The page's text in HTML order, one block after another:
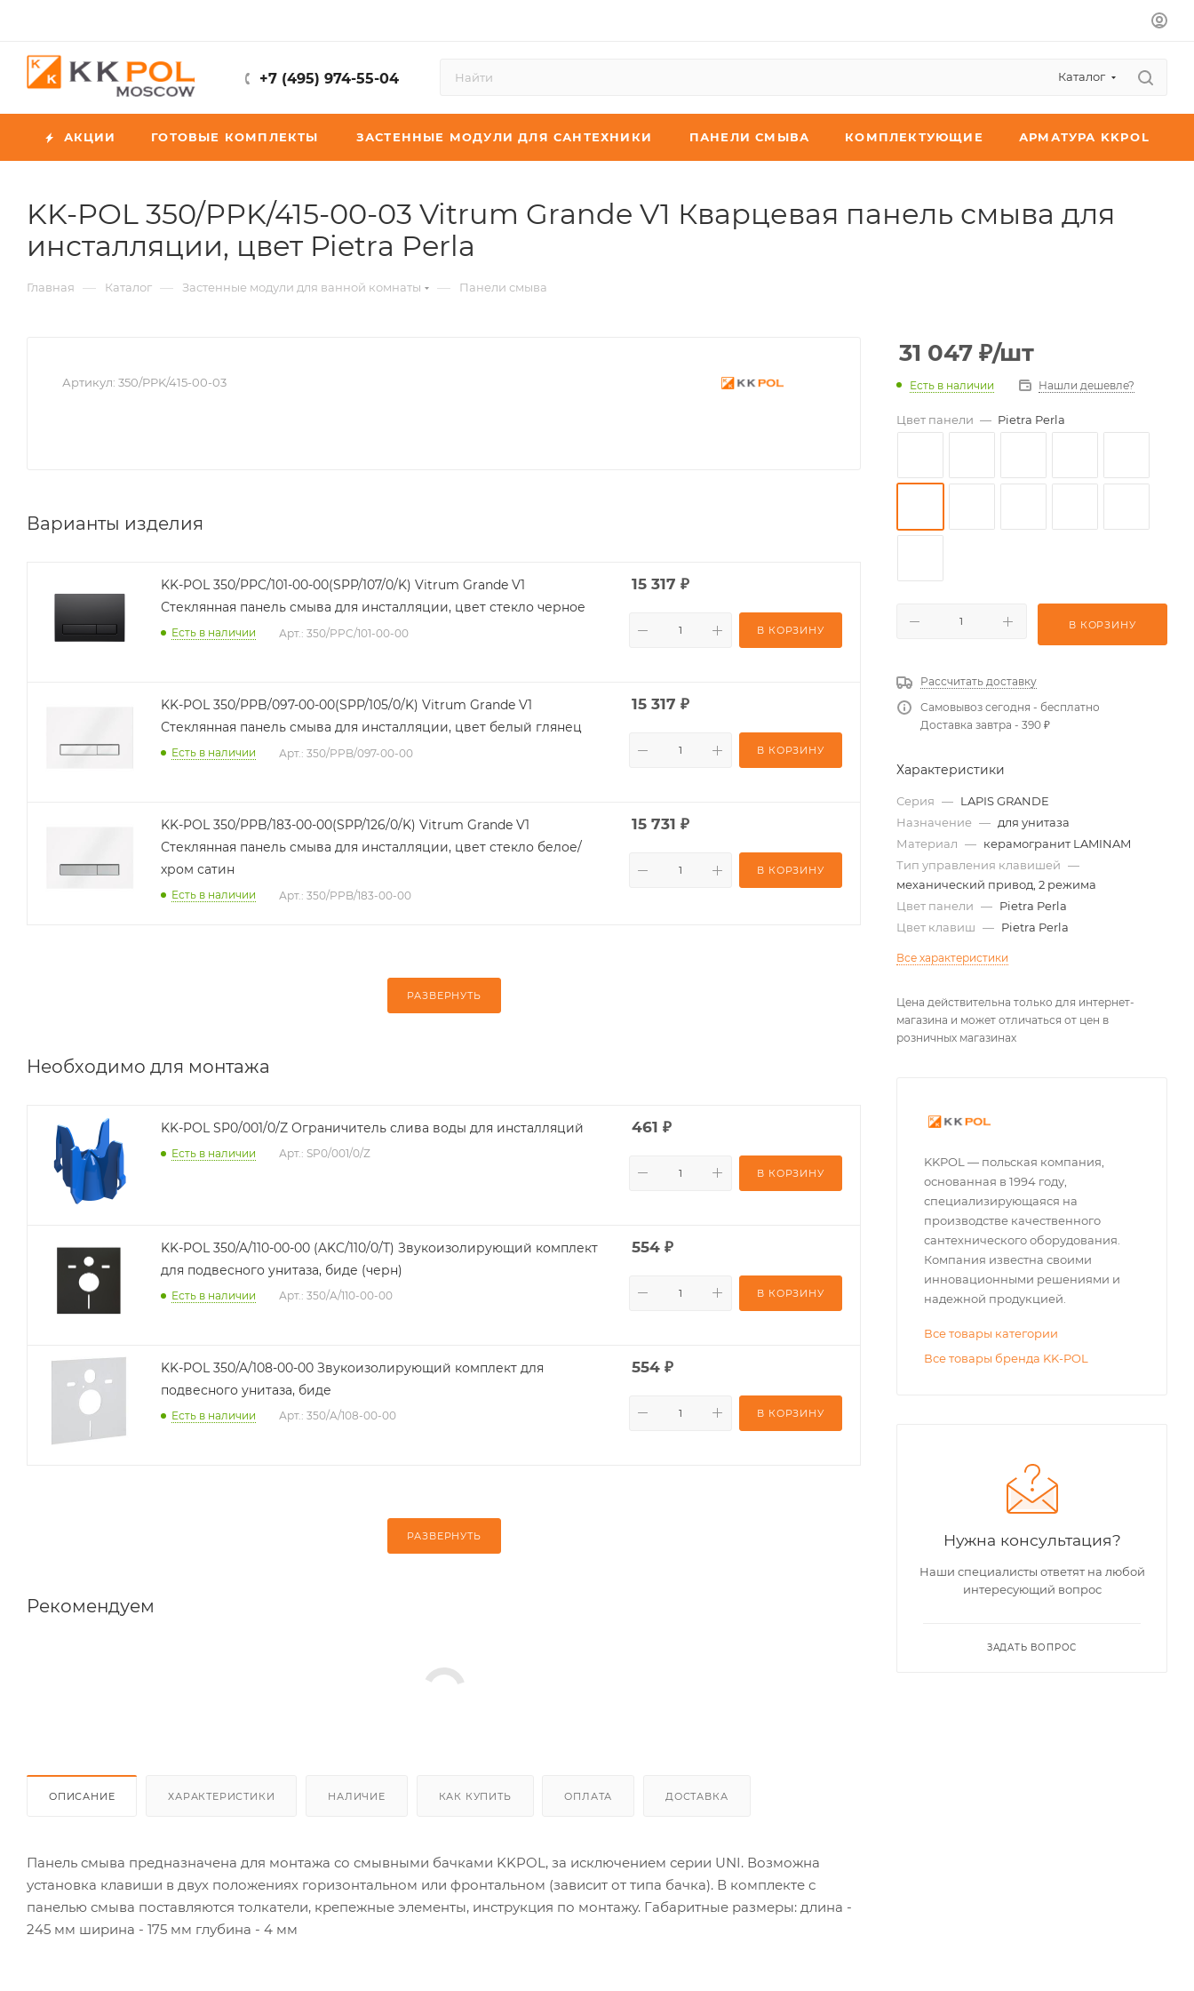
+7 (495) 974-55-04 Каталог
АКЦИИ ГОТОВЫЕ КОМПЛЕКТЫ ЗАСТЕННЫЕ МОДУЛИ ДЛЯ САНТЕХНИКИ ПАНЕЛИ СМЫВА КОМПЛЕКТУЮЩИЕ АРМАТУРА KKPOL
KK-POL 350/PPK/415-00-03 Vitrum Grande V1 Кварцевая панель смыва для
инсталляции, цвет Pietra Perla
Главная — Каталог — Застенные модули для ванной комнаты — Панели смыва
Артикул: 350/PPK/415-00-03
Варианты изделия
KK-POL 350/PPC/101-00-00(SPP/107/0/K) Vitrum Grande V1
Стеклянная панель смыва для инсталляции, цвет стекло черное
Есть в наличии Арт.: 350/PPC/101-00-00
15 317 ₽
В КОРЗИНУ
KK-POL 350/PPB/097-00-00(SPP/105/0/K) Vitrum Grande V1
Стеклянная панель смыва для инсталляции, цвет белый глянец
Есть в наличии Арт.: 350/PPB/097-00-00
15 317 ₽
В КОРЗИНУ
KK-POL 350/PPB/183-00-00(SPP/126/0/K) Vitrum Grande V1
Стеклянная панель смыва для инсталляции, цвет стекло белое/
хром сатин
Есть в наличии Арт.: 350/PPB/183-00-00
15 731 ₽
В КОРЗИНУ
РАЗВЕРНУТЬ
Необходимо для монтажа
KK-POL SP0/001/0/Z Ограничитель слива воды для инсталляций
Есть в наличии Арт.: SP0/001/0/Z
461 ₽
В КОРЗИНУ
KK-POL 350/A/110-00-00 (AKC/110/0/T) Звукоизолирующий комплект
для подвесного унитаза, биде (черн)
Есть в наличии Арт.: 350/A/110-00-00
554 ₽
В КОРЗИНУ
KK-POL 350/A/108-00-00 Звукоизолирующий комплект для
подвесного унитаза, биде
Есть в наличии Арт.: 350/A/108-00-00
554 ₽
В КОРЗИНУ
РАЗВЕРНУТЬ
Рекомендуем
ОПИСАНИЕ ХАРАКТЕРИСТИКИ НАЛИЧИЕ КАК КУПИТЬ ОПЛАТА ДОСТАВКА
Панель смыва предназначена для монтажа со смывными бачками KKPOL, за исключением серии UNI. Возможна
установка клавиши в двух положениях горизонтальном или фронтальном (зависит от типа бачка). В комплекте с
панелью смыва поставляются толкатели, крепежные элементы, инструкция по монтажу. Габаритные размеры: длина -
245 мм ширина - 175 мм глубина - 4 мм
31 047 ₽/шт
Есть в наличии Нашли дешевле?
Цвет панели — Pietra Perla
В КОРЗИНУ
Рассчитать доставку
Самовывоз сегодня - бесплатно
Доставка завтра - 390 ₽
Характеристики
Серия — LAPIS GRANDE
Назначение — для унитаза
Материал — керамогранит LAMINAM
Тип управления клавишей —
механический привод, 2 режима
Цвет панели — Pietra Perla
Цвет клавиш — Pietra Perla
Все характеристики
Цена действительна только для интернет-
магазина и может отличаться от цен в
розничных магазинах
KKPOL — польская компания,
основанная в 1994 году,
специализирующаяся на
производстве качественного
сантехнического оборудования.
Компания известна своими
инновационными решениями и
надежной продукцией.
Все товары категории
Все товары бренда KK-POL
Нужна консультация?
Наши специалисты ответят на любой
интересующий вопрос
ЗАДАТЬ ВОПРОС